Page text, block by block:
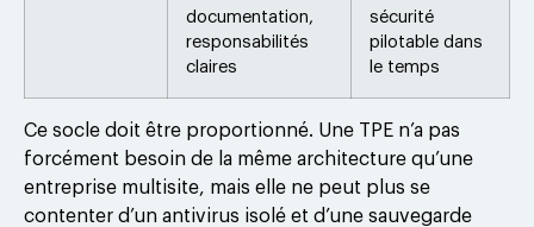
documentation,
responsabilités
claires
sécurité
pilotable dans
le temps
Ce socle doit être proportionné. Une TPE n’a pas
forcément besoin de la même architecture qu’une
entreprise multisite, mais elle ne peut plus se
contenter d’un antivirus isolé et d’une sauvegarde